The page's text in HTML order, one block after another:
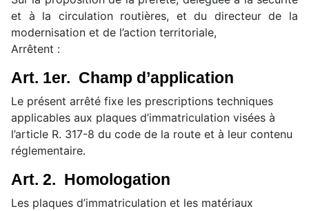
et à la circulation routières, et du directeur de la
modernisation et de l’action territoriale,
Arrêtent :
Art. 1er. Champ d’application
Le présent arrêté fixe les prescriptions techniques
applicables aux plaques d’immatriculation visées à
l’article R. 317-8 du code de la route et à leur contenu
réglementaire.
Art. 2. Homologation
Les plaques d’immatriculation et les matériaux